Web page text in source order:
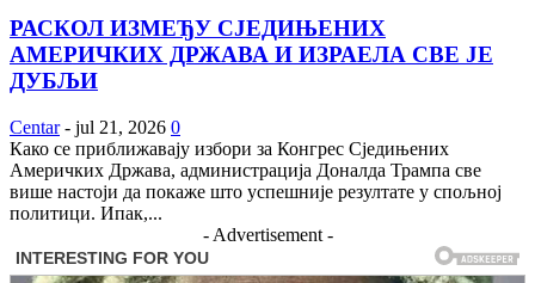
РАСКОЛ ИЗМЕЂУ СЈЕДИЊЕНИХ
АМЕРИЧКИХ ДРЖАВА И ИЗРАЕЛА СВЕ ЈЕ
ДУБЉИ
Centar - jul 21, 2026 0
Како се приближавају избори за Конгрес Сједињених
Америчких Држава, администрација Доналда Трампа све
више настоји да покаже што успешније резултате у спољној
политици. Ипак,...
- Advertisement -